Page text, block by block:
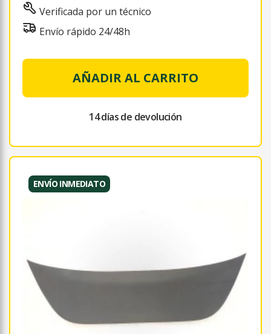
Verificada por un técnico
Envío rápido 24/48h
AÑADIR AL CARRITO
14 días de devolución
ENVÍO INMEDIATO